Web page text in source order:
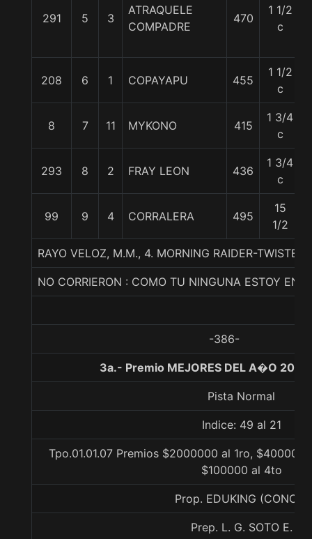
291 5 3
ATRAQUELE
COMPADRE
470
1 1/2
c
208 6 1 COPAYAPU 455
1 1/2
c
8 7 11 MYKONO 415
1 3/4
c
293 8 2 FRAY LEON 436
1 3/4
c
99 9 4 CORRALERA 495
15
1/2
RAYO VELOZ, M.M., 4. MORNING RAIDER-
NO CORRIERON : COMO TU NINGUNA ESTOY EN
-386-
3a.- Premio MEJORES DEL A�O
Pista Normal
Indice: 49 al 21
Tpo.01.01.07 Premios $2000000 al 1ro,
$100000 al 4to
Prop. EDUKING (CONCE)
Prep. L. G. SOTO E.